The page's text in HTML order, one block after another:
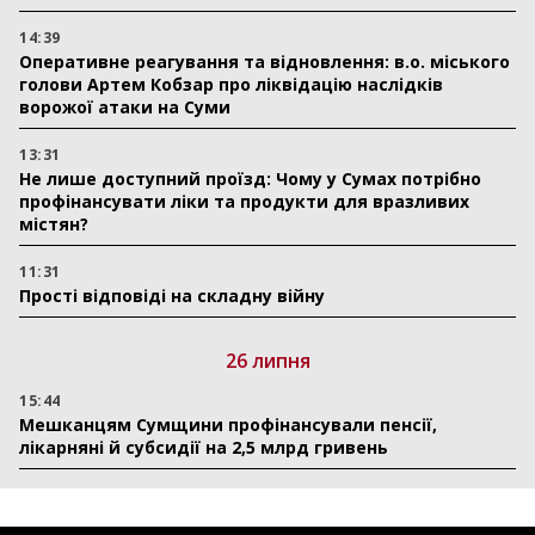
14:39
Оперативне реагування та відновлення: в.о. міського
голови Артем Кобзар про ліквідацію наслідків
ворожої атаки на Суми
13:31
Не лише доступний проїзд: Чому у Сумах потрібно
профінансувати ліки та продукти для вразливих
містян?
11:31
Прості відповіді на складну війну
26 липня
15:44
Мешканцям Сумщини профінансували пенсії,
лікарняні й субсидії на 2,5 млрд гривень